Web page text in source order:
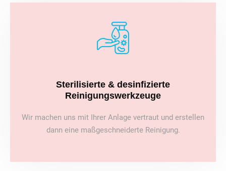
Sterilisierte & desinfizierte
Reinigungswerkzeuge
Wir machen uns mit Ihrer Anlage vertraut und erstellen
dann eine maßgeschneiderte Reinigung.